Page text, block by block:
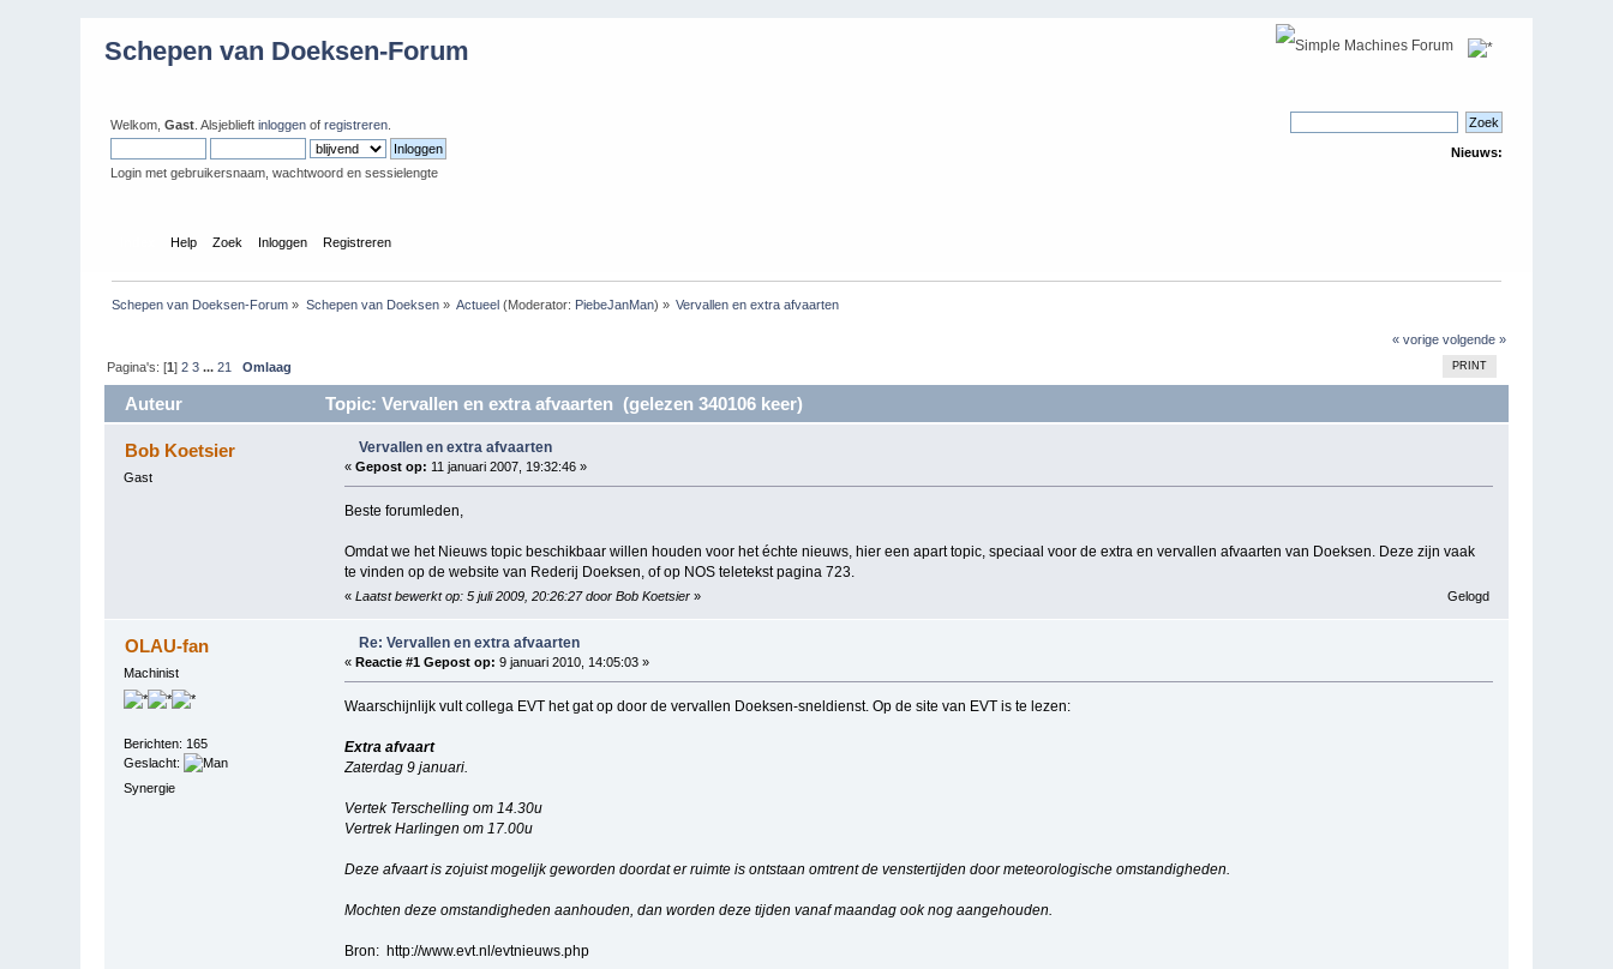
Schepen van Doeksen-Forum
Welkom,Gast . Alsjeblieftinloggen ofregistreren
Login met gebruikersnaam, wachtwoord en sessielengte
Nieuws:
Help Zoek Inloggen Registreren
Schepen van Doeksen-Forum » Schepen van Doeksen» Actueel (Moderator: PiebeJanMan) » Vervallen en extra afvaarten
« vorige volgende »
PRINT
Pagina's: [1]2 3 ...21 Omlaag
Auteur Topic: Vervallen en extra afvaarten (gelezen 340106 keer)
Bob Koetsier
Gast
Vervallen en extra afvaarten
« Gepost op: 11 januari 2007, 19:32:46 »
Beste forumleden,
Omdat we het Nieuws topic beschikbaar willen houden voor het échte nieuws, hier een apart topic, speciaal voor de extra en vervallen afvaarten van Doeksen. Deze zijn vaak
te vinden op de website van Rederij Doeksen, of op NOS teletekst pagina 723.
« Laatst bewerkt op: 5 juli 2009, 20:26:27 door Bob Koetsier» Gelogd
OLAU-fan
Machinist
Berichten: 165
Geslacht:
Synergie
Re: Vervallen en extra afvaarten
« Reactie #1 Gepost op: 9 januari 2010, 14:05:03 »
Waarschijnlijk vult collega EVT het gat op door de vervallen Doeksen-sneldienst. Op de site van EVT is te lezen:
Extra afvaart
Zaterdag 9 januari.
Vertek Terschelling om 14.30u
Vertrek Harlingen om 17.00u
Deze afvaart is zojuist mogelijk geworden doordat er ruimte is ontstaan omtrent de venstertijden door meteorologische omstandigheden.
Mochten deze omstandigheden aanhouden, dan worden deze tijden vanaf maandag ook nog aangehouden.
Bron: http://www.evt.nl/evtnieuws.php